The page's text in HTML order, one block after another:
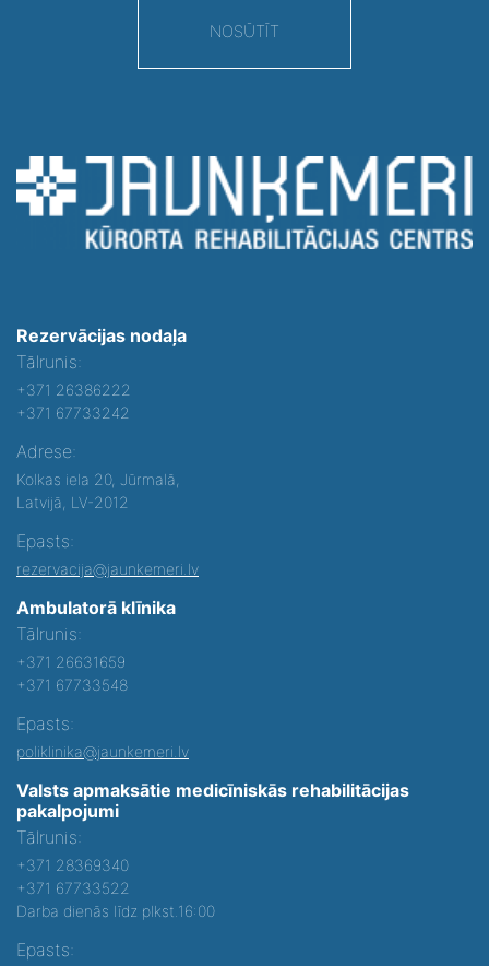
NOSŪTĪT
Rezervācijas nodaļa
Tālrunis:
+371 26386222
+371 67733242
Adrese:
Kolkas iela 20, Jūrmalā,
Latvijā, LV-2012
Epasts:
rezervacija@jaunkemeri.lv
Ambulatorā klīnika
Tālrunis:
+371 26631659
+371 67733548
Epasts:
poliklinika@jaunkemeri.lv
Valsts apmaksātie medicīniskās rehabilitācijas
pakalpojumi
Tālrunis:
+371 28369340
+371 67733522
Darba dienās līdz plkst.16:00
Epasts: